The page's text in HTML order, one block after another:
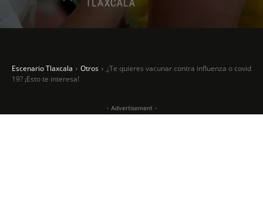
Escenario Tlaxcala Otros
¿Te quieres vacunar contra influenza o covid
19? ¡Esto te interesa!
- Advertisement -